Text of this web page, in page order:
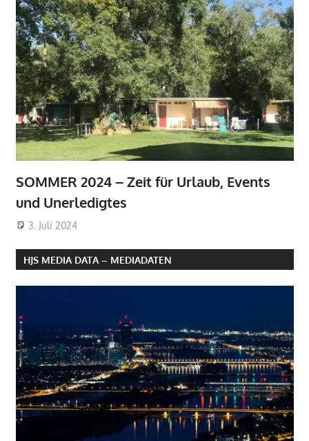
SOMMER 2024 – Zeit für Urlaub, Events
und Unerledigtes
3. Juli 2024
HJS MEDIA DATA – MEDIADATEN